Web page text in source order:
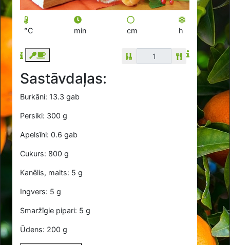
°C min cm h
Sastāvdaļas:
Burkāni: 13.3 gab
Persiki: 300 g
Apelsīni: 0.6 gab
Cukurs: 800 g
Kanēlis, malts: 5 g
Ingvers: 5 g
Smaržīgie pipari: 5 g
Ūdens: 200 g